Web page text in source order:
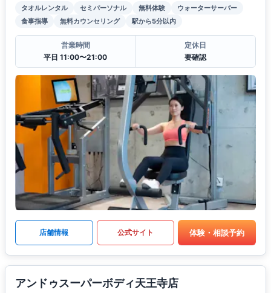
タオルレンタル セミパーソナル 無料体験
ウォーターサーバー
食事指導
無料カウンセリング 駅から5分以内
営業時間
平日 11:00〜21:00
定休日
要確認
店舗情報 公式サイト 体験・相談予約
アンドゥスーパーボディ天王寺店